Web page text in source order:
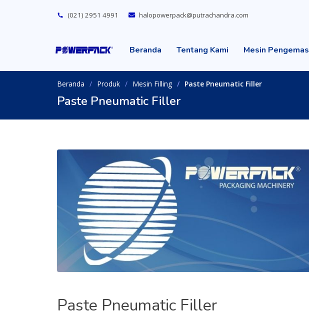
(021) 2951 4991 halopowerpack@putrachandra.com
Beranda Tentang Kami Mesin Pengemas
Beranda Produk Mesin Filling Paste Pneumatic Filler
Paste Pneumatic Filler
Paste Pneumatic Filler